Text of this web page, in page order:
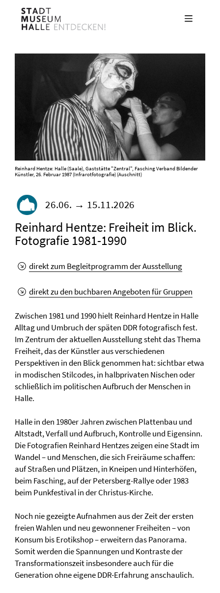
Reinhard Hentze: Halle (Saale), Gaststätte "Zentral", Fasching Verband Bildender
Künstler, 26. Februar 1987 (Infrarotfotografie) (Auschnitt)
26.06. → 15.11.2026
Reinhard Hentze: Freiheit im Blick.
Fotografie 1981-1990
direkt zum Begleitprogramm der Ausstellung
direkt zu den buchbaren Angeboten für Gruppen
Zwischen 1981 und 1990 hielt Reinhard Hentze in Halle
Alltag und Umbruch der späten DDR fotografisch fest.
Im Zentrum der aktuellen Ausstellung steht das Thema
Freiheit, das der Künstler aus verschiedenen
Perspektiven in den Blick genommen hat: sichtbar etwa
in modischen Stilcodes, in halbprivaten Nischen oder
schließlich im politischen Aufbruch der Menschen in
Halle.
Halle in den 1980er Jahren zwischen Plattenbau und
Altstadt, Verfall und Aufbruch, Kontrolle und Eigensinn.
Die Fotografien Reinhard Hentzes zeigen eine Stadt im
Wandel – und Menschen, die sich Freiräume schaffen:
auf Straßen und Plätzen, in Kneipen und Hinterhöfen,
beim Fasching, auf der Petersberg-Rallye oder 1983
beim Punkfestival in der Christus-Kirche.
Noch nie gezeigte Aufnahmen aus der Zeit der ersten
freien Wahlen und neu gewonnener Freiheiten – von
Konsum bis Erotikshop – erweitern das Panorama.
Somit werden die Spannungen und Kontraste der
Transformationszeit insbesondere auch für die
Generation ohne eigene DDR-Erfahrung anschaulich.